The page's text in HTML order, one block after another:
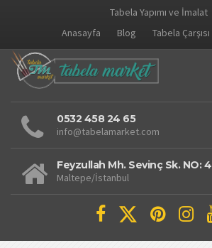
Tabela Yapımı ve İmalat
Anasayfa
Blog Tabela Çarşısı
0532 458 24 65
info@tabelamarket.com
Feyzullah Mh. Sevinç Sk. NO:
Maltepe/İstanbul